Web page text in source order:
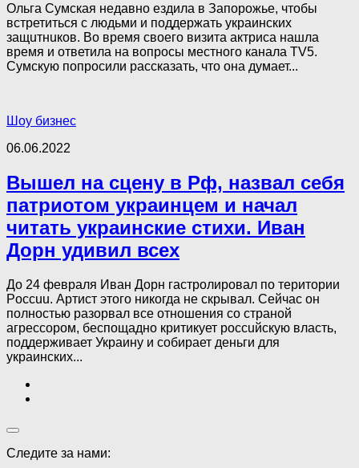
Ольга Сумская недавно ездила в Запорожье, чтобы
встретиться с людьми и поддержать украинских
зaщuтнuков. Во время своего визита актриса нашла
время и ответила на вопросы местного канала TV5.
Сумскую попросили рассказать, что она думает...
Шоу бизнес
06.06.2022
Вышел на сцену в Рф, назвал себя
патриотом украинцем и начал
читать украинские стихи. Иван
Дорн удивил всех
До 24 февраля Иван Дорн гастролировал по територии
Poccuu. Артист этого никогда не скрывал. Сейчас он
полностью разорвал все отношения со страной
aгpeccopoм, беспощадно критикует poccuйскую власть,
поддерживает Украину и собирает деньги для
украинских...
Следите за нами: